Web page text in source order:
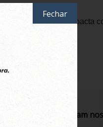
Pelé. E hoje impacta
Puma.
clientes recomendam
Fechar